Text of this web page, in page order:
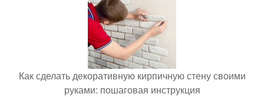
Как сделать декоративную кирпичную стену своими
руками: пошаговая инструкция